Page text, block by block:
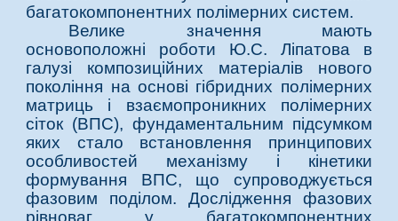
багатокомпонентних полімерних систем.
Велике значення мають
основоположні роботи Ю.С. Ліпатова в
галузі композиційних матеріалів нового
покоління на основі гібридних полімерних
матриць і взаємопроникних полімерних
сіток (ВПС), фундаментальним підсумком
яких стало встановлення принципових
особливостей механізму і кінетики
формування ВПС, що супроводжується
фазовим поділом. Дослідження фазових
рівноваг у багатокомпонентних